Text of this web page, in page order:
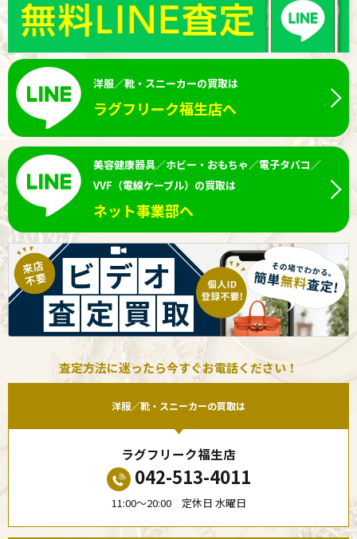
洋服／靴・スニーカーの買取は
ラグフリーク福生店へ
美容健康器具／ホビー・おもちゃ／電子タバコ／
VVF（電線ケーブル）の買取は
ネット事業部へ
査定方法に迷ったら今すぐお電話ください！
洋服／靴・スニーカーの買取は
ラグフリーク福生店
042-513-4011
11:00〜20:00 定休日 水曜日